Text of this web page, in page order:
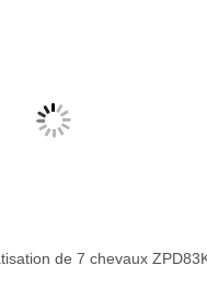
de 7 chevaux